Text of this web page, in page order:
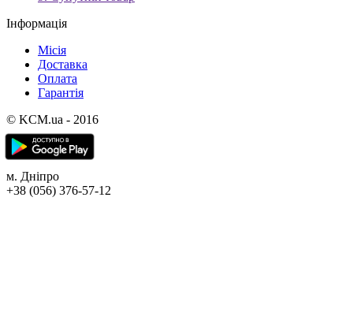
Інформація
Місія
Доставка
Оплата
Гарантія
© KCM.ua - 2016
м. Дніпро
+38 (056) 376-57-12